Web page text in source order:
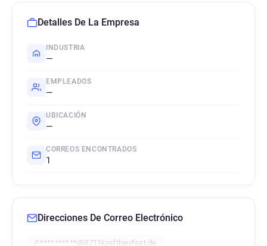
Detalles De La Empresa
INDUSTRIA
—
EMPLEADOS
—
UBICACIÓN
—
CORREOS ENCONTRADOS
1
Direcciones De Correo Electrónico
i***********@0711kraftbierfest.de